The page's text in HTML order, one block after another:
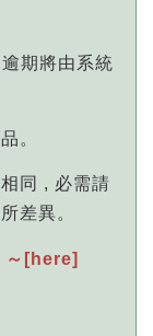
期將由系統
。
同 , 必需請
差異。
[here]